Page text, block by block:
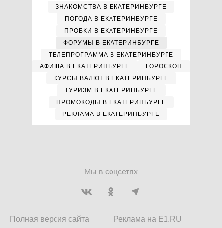
ЗНАКОМСТВА В ЕКАТЕРИНБУРГЕ
ПОГОДА В ЕКАТЕРИНБУРГЕ
ПРОБКИ В ЕКАТЕРИНБУРГЕ
ФОРУМЫ В ЕКАТЕРИНБУРГЕ
ТЕЛЕПРОГРАММА В ЕКАТЕРИНБУРГЕ
АФИША В ЕКАТЕРИНБУРГЕ
ГОРОСКОП
КУРСЫ ВАЛЮТ В ЕКАТЕРИНБУРГЕ
ТУРИЗМ В ЕКАТЕРИНБУРГЕ
ПРОМОКОДЫ В ЕКАТЕРИНБУРГЕ
РЕКЛАМА В ЕКАТЕРИНБУРГЕ
Мы в соцсетях
Полная версия сайта
Реклама на E1.RU